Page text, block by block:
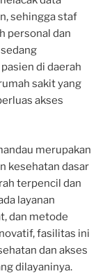
sehingga staf
personal dan
di daerah
sakit yang
akses
merupakan
kesehatan dasar
terpencil dan
layanan
dan metode
fasilitas ini
dan akses
dilayaninya.